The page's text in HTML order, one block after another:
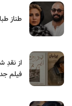
طناز
از نقدِ
فیلم